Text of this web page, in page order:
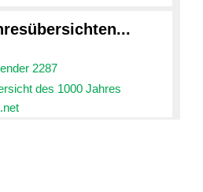
2287
des 1000 Jahres